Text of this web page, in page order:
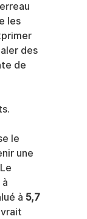
les
des
de
le
une
à 5,7